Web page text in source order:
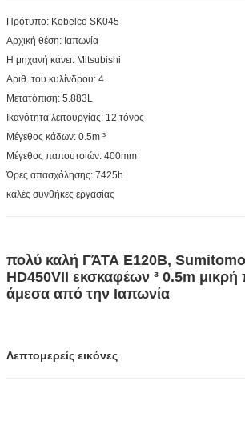
Πρότυπο: Kobelco SK045
Αρχική θέση: Ιαπωνία
Η μηχανή κάνει: Mitsubishi
Αριθ. του κυλίνδρου: 4
Μετατόπιση: 5.883L
Ικανότητα λειτουργίας: 12 τόνος
Μέγεθος κάδων: 0.5m ³
Μέγεθος παπουτσιών: 400mm
Ώρες απασχόλησης: 7425h
καλές συνθήκες εργασίας
πολύ καλή ΓΆΤΑ E120B,
HD450VII εκσκαφέων ³ 0.5m μικρή
άμεσα από την Ιαπωνία
Λεπτομερείς εικόνες